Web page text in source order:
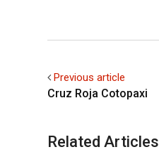
Previous article
Cruz Roja Cotopaxi
Related Articles